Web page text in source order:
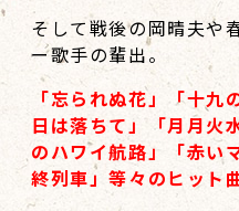
そして戦後の岡晴夫や
ー歌手の輩出。
「忘られぬ花」「十
日は落ちて」「月月火
のハワイ航路」「赤い
終列車」等々のヒット